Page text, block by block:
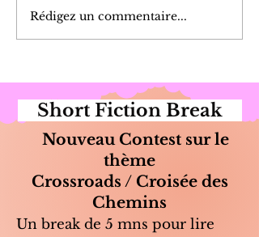
Rédigez un commentaire...
Short Fiction Break
Nouveau Contest sur le
thème
Crossroads / Croisée des
Chemins
Un break de 5 mns pour lire